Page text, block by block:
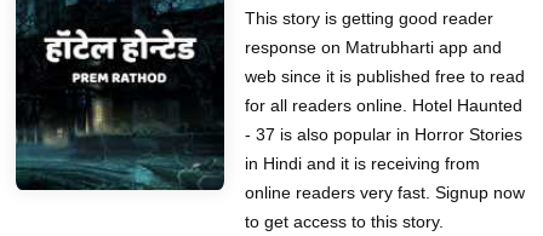
This story is getting good reader
response on Matrubharti app and
web since it is published free to read
for all readers online. Hotel Haunted
- 37 is also popular in Horror Stories
in Hindi and it is receiving from
online readers very fast. Signup now
to get access to this story.